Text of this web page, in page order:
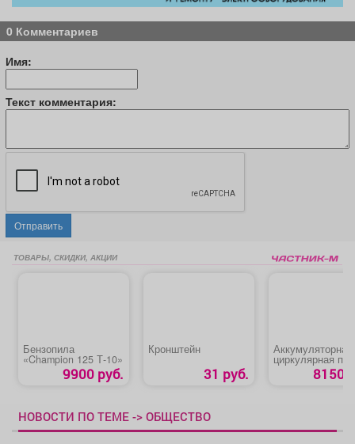
0 Комментариев
Имя:
Текст комментария:
Отправить
ТОВАРЫ, СКИДКИ, АКЦИИ
Бензопила
«Champion 125 Т-10»
9900 руб.
Кронштейн
31 руб.
Аккумуляторная
циркулярная
«MTX CCSU-20-
8150
НОВОСТИ ПО ТЕМЕ -> ОБЩЕСТВО